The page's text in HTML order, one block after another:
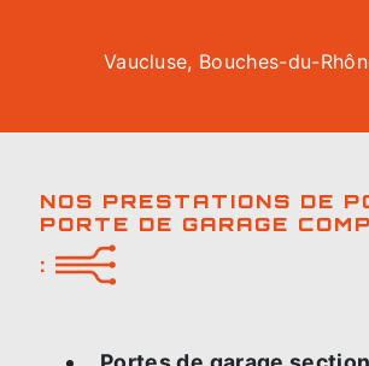
Vaucluse, Bouches-du-
NOS PRESTATIONS DE
PORTE DE GARAGE
: